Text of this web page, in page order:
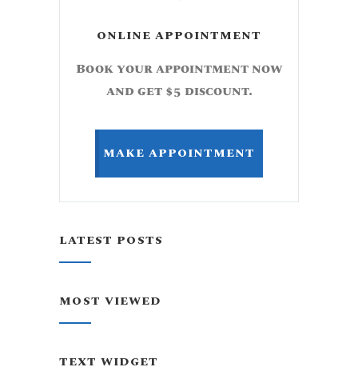
ONLINE APPOINTMENT
Book your appointment now
and get $5 discount.
MAKE APPOINTMENT
LATEST POSTS
MOST VIEWED
TEXT WIDGET